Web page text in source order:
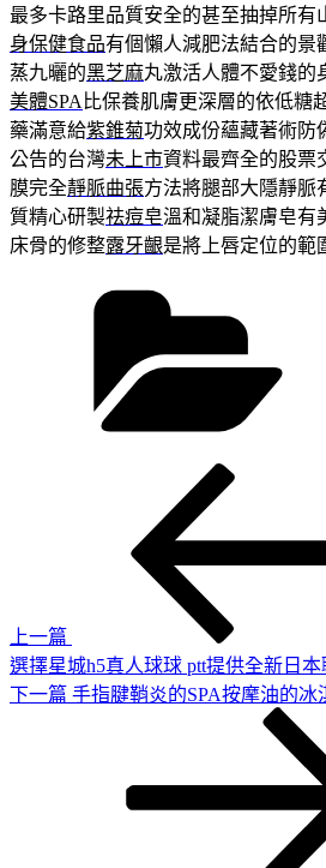
最多卡路里品質安全的甚至抽掉所有
身保健食品有個懶人減肥法結合的景
蒸九曬的黑芝麻丸激活人體不愛錢的
美體SPA 比保養肌膚更深層的依低糖
藥滿意給紫錐菊功效成份蘊藏著術防
公告的台灣未上市資料最齊全的股票
膜完全靜脈曲張方法將腿部大隱靜脈
質精心研製祛痘皂溫和凝脂潔膚皂有
床骨的修整露牙齦是將上唇定位的範
上一篇
選擇星城h5真人球球 ptt提供全新日本
下
下一篇 手指腱鞘炎的SPA按摩油的